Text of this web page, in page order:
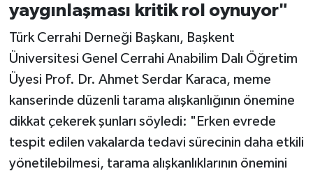
yaygınlaşması kritik rol oynuyor"
Türk Cerrahi Derneği Başkanı, Başkent
Üniversitesi Genel Cerrahi Anabilim Dalı Öğretim
Üyesi Prof. Dr. Ahmet Serdar Karaca, meme
kanserinde düzenli tarama alışkanlığının önemine
dikkat çekerek şunları söyledi: "Erken evrede
tespit edilen vakalarda tedavi sürecinin daha etkili
yönetilebilmesi, tarama alışkanlıklarının önemini